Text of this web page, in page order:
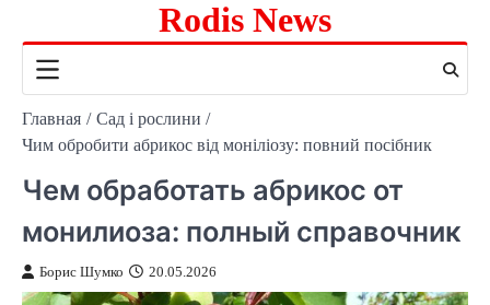
содержимому
Rodis News
Главная
Сад і рослини
Чим обробити абрикос від моніліозу: повний посібник
Чем обработать абрикос от
монилиоза: полный справочник
Борис Шумко 20.05.2026